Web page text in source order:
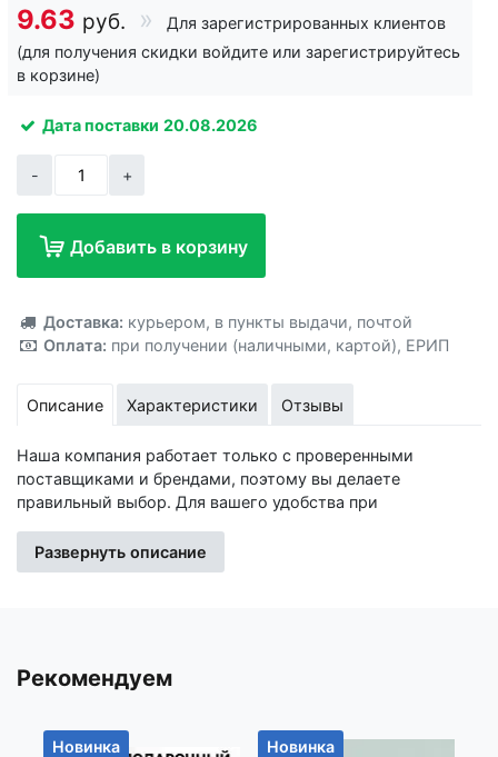
9.63 руб.
Для зарегистрированных клиентов
(для получения скидки войдите или зарегистрируйтесь
в корзине)
Дата поставки 20.08.2026
- +
Добавить в корзину
Доставка: курьером, в пункты выдачи, почтой
Оплата: при получении (наличными, картой), ЕРИП
Описание Характеристики Отзывы
Наша компания работает только с проверенными
поставщиками и брендами, поэтому вы делаете
правильный выбор. Для вашего удобства при
416516
«Книжный Клуб», Республика Беларусь, 223060, Минская
Развернуть описание
Рекомендуем
Новинка
Новинка